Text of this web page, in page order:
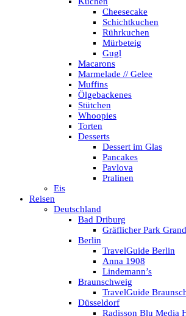
Cheesecake
Schichtkuchen
Rührkuchen
Mürbeteig
Gugl
Macarons
Marmelade // Gelee
Muffins
Ölgebackenes
Stütchen
Whoopies
Torten
Desserts
Dessert im Glas
Pancakes
Pavlova
Pralinen
Eis
Reisen
Deutschland
Bad Driburg
Gräflicher Park
Berlin
TravelGuide Berlin
Anna 1908
Lindemann’s
Braunschweig
TravelGuide
Düsseldorf
Radisson Blu Media